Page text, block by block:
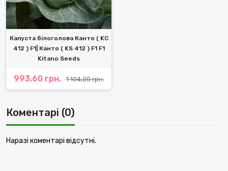
Капуста білоголова Канто ( KC
412 ) F1| Канто ( KS 412 ) F1 F1
Kitano Seeds
993,60 грн. 1 104,00 грн.
Коментарі (0)
Наразі коментарі відсутні.